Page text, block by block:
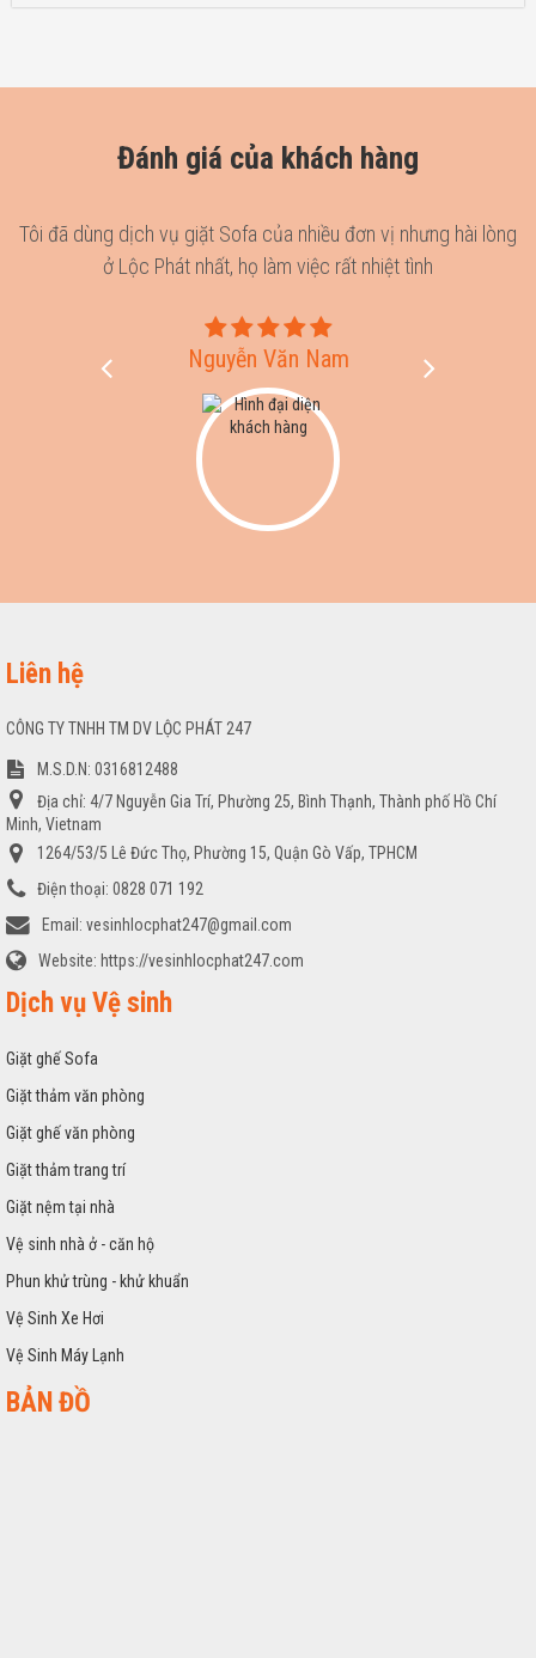
Đánh giá của khách hàng
Tôi đã dùng dịch vụ giặt Sofa của nhiều đơn vị nhưng hài lòng
ở Lộc Phát nhất, họ làm việc rất nhiệt tình
Nguyễn Văn Nam
Liên hệ
CÔNG TY TNHH TM DV LỘC PHÁT 247
M.S.D.N: 0316812488
Địa chỉ: 4/7 Nguyễn Gia Trí, Phường 25, Bình Thạnh, Thành phố Hồ Chí
Minh, Vietnam
1264/53/5 Lê Đức Thọ, Phường 15, Quận Gò Vấp, TPHCM
Điện thoại: 0828 071 192
Email: vesinhlocphat247@gmail.com
Website: https://vesinhlocphat247.com
Dịch vụ Vệ sinh
Giặt ghế Sofa
Giặt thảm văn phòng
Giặt ghế văn phòng
Giặt thảm trang trí
Giặt nệm tại nhà
Vệ sinh nhà ở - căn hộ
Phun khử trùng - khử khuẩn
Vệ Sinh Xe Hơi
Vệ Sinh Máy Lạnh
BẢN ĐỒ